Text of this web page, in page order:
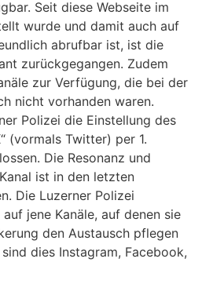
Seit diese Webseite im
wurde und damit auch auf
abrufbar ist, ist die
zurückgegangen. Zudem
zur Verfügung, die bei der
nicht vorhanden waren.
Polizei die Einstellung des
(vormals Twitter) per 1.
Die Resonanz und
ist in den letzten
Die Luzerner Polizei
jene Kanäle, auf denen sie
den Austausch pflegen
dies Instagram, Facebook,